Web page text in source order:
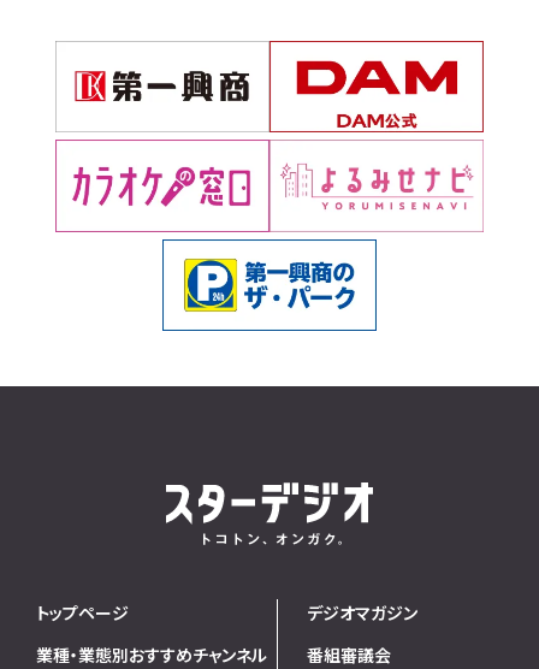
トップページ
業種・業態別おすすめチャンネル
デジオマガジン
番組審議会